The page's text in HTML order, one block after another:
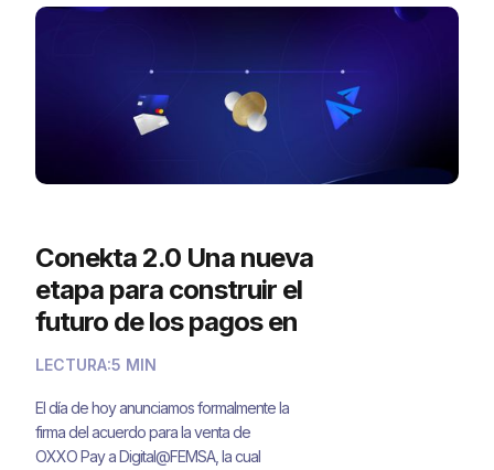
Conekta 2.0 Una nueva
etapa para construir el
futuro de los pagos en
línea en México
LECTURA:5 MIN
El día de hoy anunciamos formalmente la
firma del acuerdo para la venta de
OXXO Pay a Digital@FEMSA, la cual